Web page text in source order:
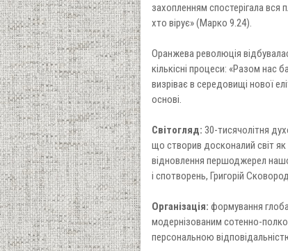
захопленням спостерігала
хто вірує» (Марко 9.24).
Оранжева революція
кількісні процеси: «Разом нас
визріває в середовищі нової
основі.
Світогляд: 30-тисячолітня
що створив досконалий світ
відновлення першоджерел
і спотворень, Григорій
Організація: формування
модернізованим сотенно-
персональною